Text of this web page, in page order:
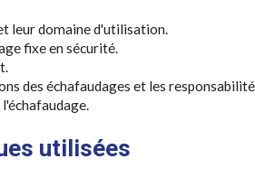
leur domaine d'utilisation.
fixe en sécurité.
des échafaudages et les
utilisées